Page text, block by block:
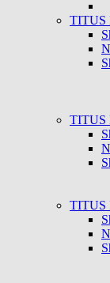
TITUS
TITUS
TITUS